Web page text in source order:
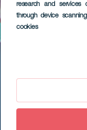
research and services
through device scanning
cookies